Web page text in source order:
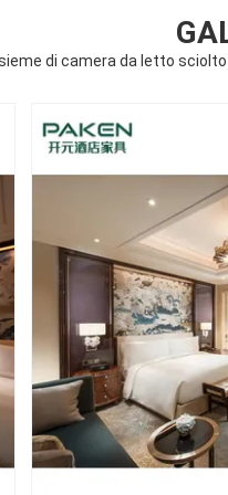
di camera da letto